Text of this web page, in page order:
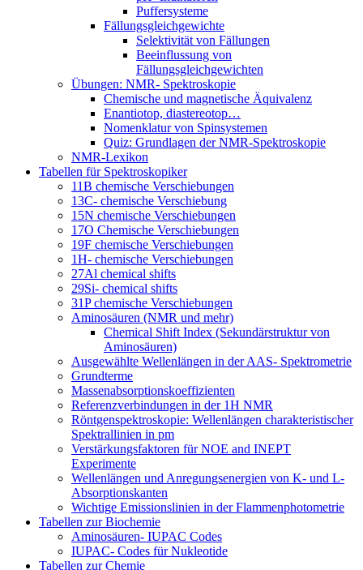
Puffersysteme
Fällungsgleichgewichte
Selektivität von Fällungen
Beeinflussung von
Fällungsgleichgewichten
Übungen: NMR- Spektroskopie
Chemische und magnetische Äquivalenz
Enantiotop, diastereotop…
Nomenklatur von Spinsystemen
Quiz: Grundlagen der NMR-Spektroskopie
NMR-Lexikon
Tabellen für Spektroskopiker
11B chemische Verschiebungen
13C- chemische Verschiebung
15N chemische Verschiebungen
17O Chemische Verschiebungen
19F chemische Verschiebungen
1H- chemische Verschiebungen
27Al chemical shifts
29Si- chemical shifts
31P chemische Verschiebungen
Aminosäuren (NMR und mehr)
Chemical Shift Index (Sekundärstruktur von
Aminosäuren)
Ausgewählte Wellenlängen in der AAS- Spektrometrie
Grundterme
Massenabsorptionskoeffizienten
Referenzverbindungen in der 1H NMR
Röntgenspektroskopie: Wellenlängen charakteristischer
Spektrallinien in pm
Verstärkungsfaktoren für NOE and INEPT
Experimente
Wellenlängen und Anregungsenergien von K- und L-
Absorptionskanten
Wichtige Emissionslinien in der Flammenphotometrie
Tabellen zur Biochemie
Aminosäuren- IUPAC Codes
IUPAC- Codes für Nukleotide
Tabellen zur Chemie